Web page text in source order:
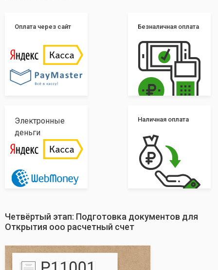
Оплата через сайт Безналичная оплата
Электронные
деньги
Наличная оплата
Четвёртый этап: Подготовка документов для
Открытия ооо расчетный счет